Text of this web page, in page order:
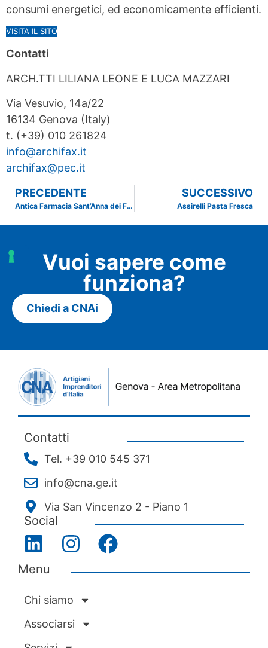
consumi energetici, ed economicamente efficienti.
VISITA IL SITO
Contatti
ARCH.TTI LILIANA LEONE E LUCA MAZZARI
Via Vesuvio, 14a/22
16134 Genova (Italy)
t. (+39) 010 261824
info@archifax.it
archifax@pec.it
PRECEDENTE
Antica Farmacia Sant’Anna dei Frati Carmelitani Scalzi
SUCCESSIVO
Assirelli Pasta Fresca
Vuoi sapere come
funziona?
Chiedi a CNAi
Contatti
Tel. +39 010 545 371
info@cna.ge.it
Via San Vincenzo 2 - Piano 1
Social
Menu
Chi siamo
Associarsi